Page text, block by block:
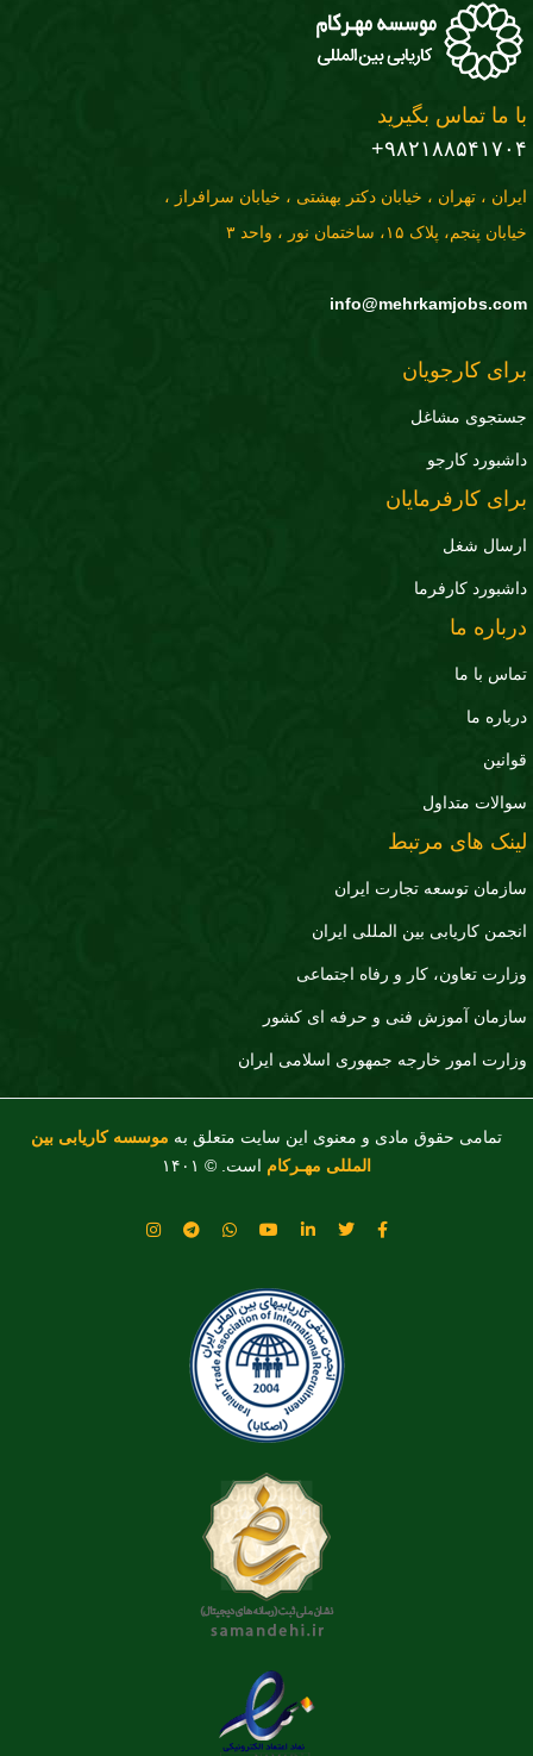
با ما تماس بگیرید
۹۸۲۱۸۸۵۴۱۷۰۴+
ایران ، تهران ، خیابان دکتر بهشتی ، خیابان سرافراز ،
خیابان پنجم، پلاک ۱۵، ساختمان نور ، واحد ۳
info@mehrkamjobs.com
برای کارجویان
جستجوی مشاغل
داشبورد کارجو
برای کارفرمایان
ارسال شغل
داشبورد کارفرما
درباره ما
تماس با ما
درباره ما
قوانین
سوالات متداول
لینک های مرتبط
سازمان توسعه تجارت ايران
انجمن کاریابی بین المللی ایران
وزارت تعاون، کار و رفاه اجتماعی
سازمان آموزش فنی و حرفه ای کشور
وزارت امور خارجه جمهوری اسلامی ایران
تمامی حقوق مادی و معنوی این سایت متعلق به موسسه کاریابی بین
المللی مهـرکام است. © ۱۴۰۱